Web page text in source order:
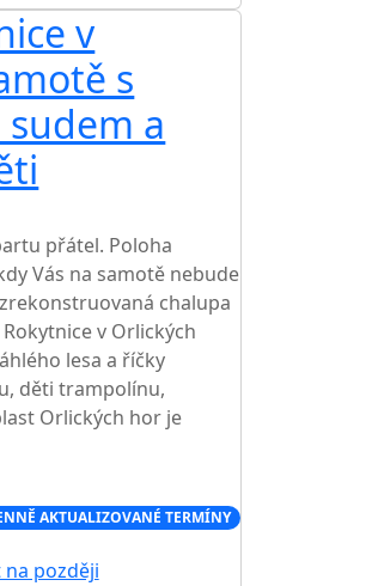
v
s
a
přátel. Poloha
Vás na samotě nebude
chalupa
v Orlických
lesa a říčky
děti trampolínu,
Orlických hor je
AKTUALIZOVANÉ TERMÍNY
později